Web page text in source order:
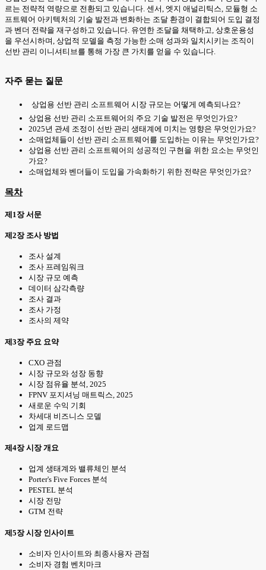
르는 전략적 역량으로 전환되고 있습니다. 센서, 엣지 애널리틱스, 모듈형 소
프트웨어 아키텍처의 기술 발전과 변화하는 조달 환경이 결합되어 도입 결정
과 벤더 전략을 재구성하고 있습니다. 유연한 조달을 채택하고, 상호운용성
을 우선시하며, 상업적 모델을 측정 가능한 소매 성과와 일치시키는 조직이
선반 관리 이니셔티브를 통해 가장 큰 가치를 얻을 수 있습니다.
자주 묻는 질문
상업용 선반 관리 소프트웨어 시장 규모는 어떻게 예측되나요?
상업용 선반 관리 소프트웨어의 주요 기술 발전은 무엇인가요?
2025년 관세 조정이 선반 관리 생태계에 미치는 영향은 무엇인가요?
소매업체들이 선반 관리 소프트웨어를 도입하는 이유는 무엇인가요?
상업용 선반 관리 소프트웨어의 성공적인 구현을 위한 요소는 무엇인
가요?
소매업체와 벤더들이 도입을 가속화하기 위한 전략은 무엇인가요?
목차
제1장 서문
제2장 조사 방법
조사 설계
조사 프레임워크
시장 규모 예측
데이터 삼각측량
조사 결과
조사 가정
조사의 제약
제3장 주요 요약
CXO 관점
시장 규모와 성장 동향
시장 점유율 분석, 2025
FPNV 포지셔닝 매트릭스, 2025
새로운 수익 기회
차세대 비즈니스 모델
업계 로드맵
제4장 시장 개요
업계 생태계와 밸류체인 분석
Porter's Five Forces 분석
PESTEL 분석
시장 전망
GTM 전략
제5장 시장 인사이트
소비자 인사이트와 최종사용자 관점
소비자 경험 벤치마크